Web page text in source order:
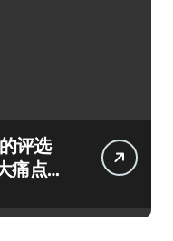
评选
痛点